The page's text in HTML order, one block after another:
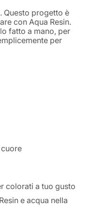
Questo progetto è
con Aqua Resin.
fatto a mano, per
per
colorati a tuo gusto
e acqua nella